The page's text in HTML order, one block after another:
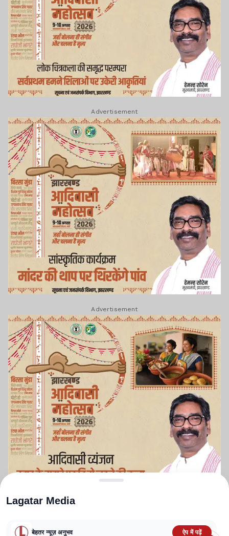
Advertisement
Advertisement
Lagatar Media
बेहतर न्यूज़ अनुभव ऐप में पढ़ें